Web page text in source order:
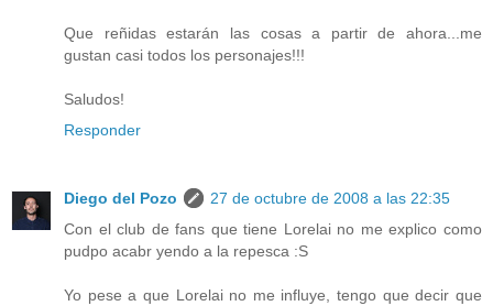
Que reñidas estarán las cosas a partir de ahora...me
gustan casi todos los personajes!!!
Saludos!
Responder
Diego del Pozo
27 de octubre de 2008 a las 22:35
Con el club de fans que tiene Lorelai no me explico como
pudpo acabr yendo a la repesca :S
Yo pese a que Lorelai no me influye, tengo que decir que